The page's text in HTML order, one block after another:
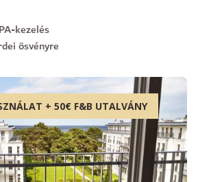
kezelés
ösvényre
+ 50€ F&B UTALVÁNY